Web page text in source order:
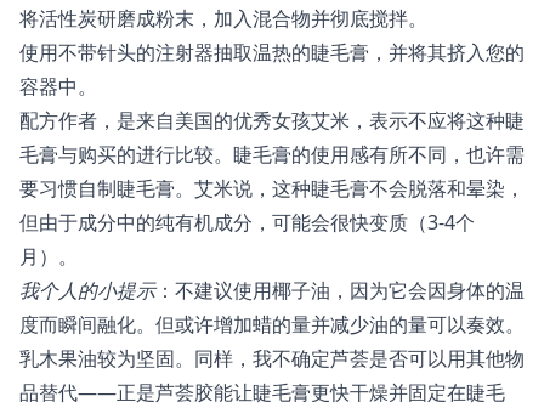
将活性炭研磨成粉末，加入混合物并彻底搅拌。
使用不带针头的注射器抽取温热的睫毛膏，并将其挤入您的
容器中。
配方作者，是来自美国的优秀女孩艾米，表示不应将这种睫
毛膏与购买的进行比较。睫毛膏的使用感有所不同，也许需
要习惯自制睫毛膏。艾米说，这种睫毛膏不会脱落和晕染，
但由于成分中的纯有机成分，可能会很快变质（3-4个
月）。
我个人的小提示：不建议使用椰子油，因为它会因身体的温
度而瞬间融化。但或许增加蜡的量并减少油的量可以奏效。
乳木果油较为坚固。同样，我不确定芦荟是否可以用其他物
品替代——正是芦荟胶能让睫毛膏更快干燥并固定在睫毛